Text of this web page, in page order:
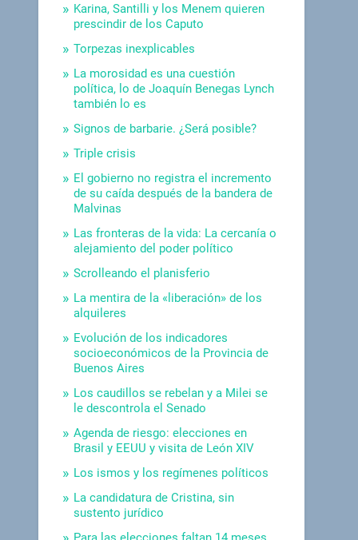
Karina, Santilli y los Menem quieren
prescindir de los Caputo
Torpezas inexplicables
La morosidad es una cuestión
política, lo de Joaquín Benegas Lynch
también lo es
Signos de barbarie. ¿Será posible?
Triple crisis
El gobierno no registra el incremento
de su caída después de la bandera de
Malvinas
Las fronteras de la vida: La cercanía o
alejamiento del poder político
Scrolleando el planisferio
La mentira de la «liberación» de los
alquileres
Evolución de los indicadores
socioeconómicos de la Provincia de
Buenos Aires
Los caudillos se rebelan y a Milei se
le descontrola el Senado
Agenda de riesgo: elecciones en
Brasil y EEUU y visita de León XIV
Los ismos y los regímenes políticos
La candidatura de Cristina, sin
sustento jurídico